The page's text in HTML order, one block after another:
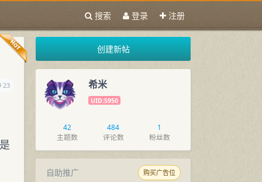
搜索 登录 注册
23
创建新帖
希米
UID:5950
42
主题数
484
评论数
1
粉丝数
自助推广 购买广告位